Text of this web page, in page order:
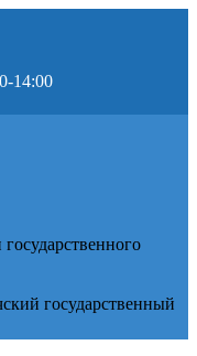
14:00
государственный